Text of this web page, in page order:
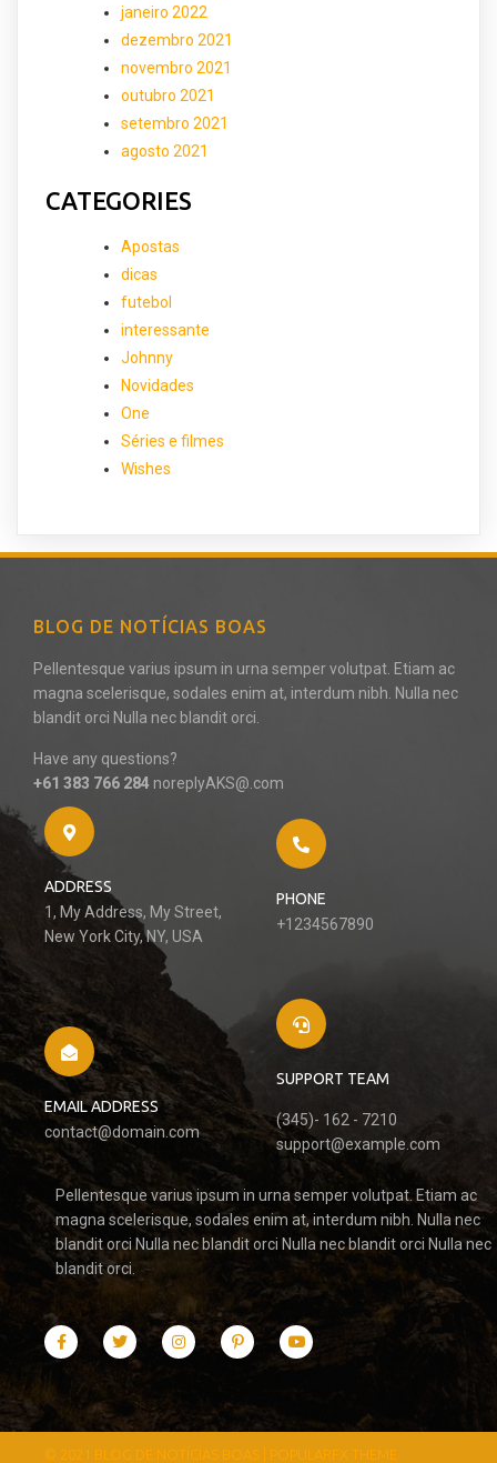
janeiro 2022
dezembro 2021
novembro 2021
outubro 2021
setembro 2021
agosto 2021
CATEGORIES
Apostas
dicas
futebol
interessante
Johnny
Novidades
One
Séries e filmes
Wishes
BLOG DE NOTÍCIAS BOAS
Pellentesque varius ipsum in urna semper volutpat. Etiam ac
magna scelerisque, sodales enim at, interdum nibh. Nulla nec
blandit orci Nulla nec blandit orci.
Have any questions?
+61 383 766 284 noreplyAKS@.com
ADDRESS
1, My Address, My Street,
New York City, NY, USA
PHONE
+1234567890
EMAIL ADDRESS
contact@domain.com
SUPPORT TEAM
(345)- 162 - 7210
support@example.com
Pellentesque varius ipsum in urna semper volutpat. Etiam ac
magna scelerisque, sodales enim at, interdum nibh. Nulla nec
blandit orci Nulla nec blandit orci Nulla nec blandit orci Nulla nec
blandit orci.
© 2021 BLOG DE NOTÍCIAS BOAS | POPULARFX THEME